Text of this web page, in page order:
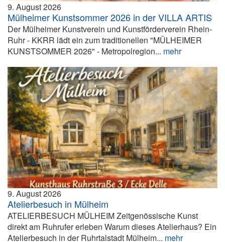
9. August 2026
Mülheimer Kunstsommer 2026 in der VILLA ARTIS
Der Mülheimer Kunstverein und Kunstförderverein Rhein-
Ruhr - KKRR lädt ein zum traditionellen "MÜLHEIMER
KUNSTSOMMER 2026" - Metropolregion... mehr
9. August 2026
Atelierbesuch in Mülheim
ATELIERBESUCH MÜLHEIM Zeitgenössische Kunst
direkt am Ruhrufer erleben Warum dieses Atelierhaus? Ein
Atelierbesuch in der Ruhrtalstadt Mülheim... mehr